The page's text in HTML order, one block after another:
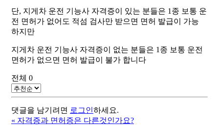
단, 지게차 운전 기능사 자격증이 있는 분들은 1종 보통 운
전 면허가 없어도 적섬 검사만 받으면 면허 발급이 가능
하지만
지게차 운전 기능사 자격증이 없는 분들은 1종 보통 운전
면허가 없으면 면허 발급이 불가 합니다
전체 0
댓글을 남기려면 로그인하세요.
« 자격증과 면허증은 다른것인가요?